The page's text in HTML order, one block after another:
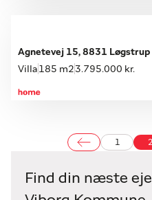
Agnetevej 15, 8831 Løgstrup
Villa 185 m2 3.795.000 kr.
2
Find din næste